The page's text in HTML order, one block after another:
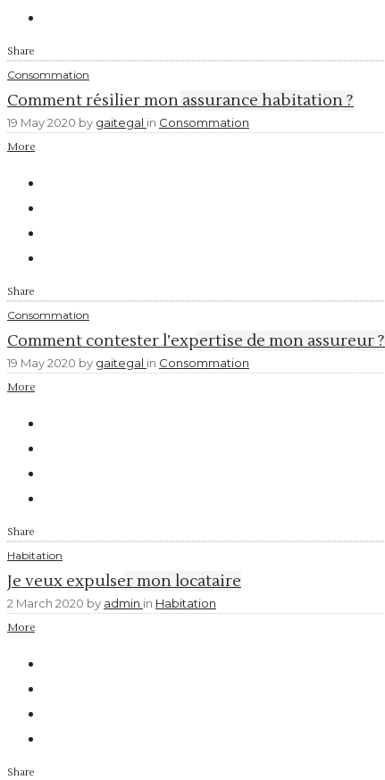
Share
Consommation
Comment résilier mon assurance habitation ?
19 May 2020 by gaitegal in Consommation
More
Share
Consommation
Comment contester l’expertise de mon assureur ?
19 May 2020 by gaitegal in Consommation
More
Share
Habitation
Je veux expulser mon locataire
2 March 2020 by admin in Habitation
More
Share